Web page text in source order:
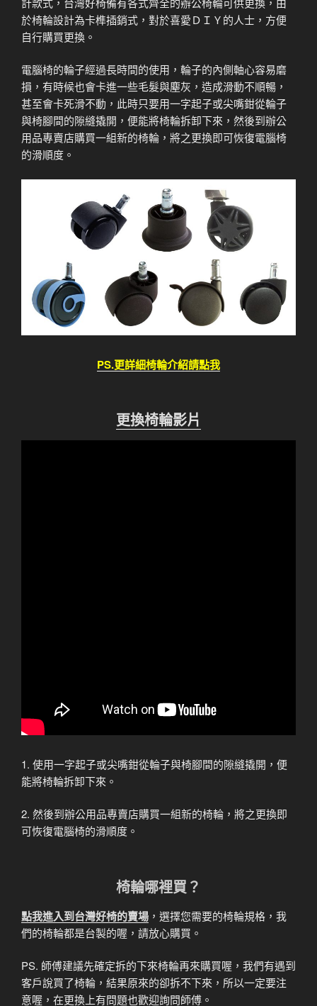
於椅輪設計為卡榫插銷式，對於喜愛ＤＩＹ的人士，方便
自行購買更換。
電腦椅的輪子經過長時間的使用，輪子的內側軸心容易磨
損，有時候也會卡進一些毛髮與塵灰，造成滑動不順暢，
甚至會卡死滑不動，此時只要用一字起子或尖嘴鉗從輪子
與椅腳間的隙縫撬開，便能將椅輪拆卸下來，然後到辦公
用品專賣店購買一組新的椅輪，將之更換即可恢復電腦椅
的滑順度。
PS.更詳細椅輪介紹請點我
更換椅輪影片
1. 使用一字起子或尖嘴鉗從輪子與椅腳間的隙縫撬開，便
能將椅輪拆卸下來。
2. 然後到辦公用品專賣店購買一組新的椅輪，將之更換即
可恢復電腦椅的滑順度。
椅輪哪裡買？
點我進入到台灣好椅的賣場 ，選擇您需要的椅輪規格，我
們的椅輪都是台製的喔，請放心購買。
PS. 師傅建議先確定拆的下來椅輪再來購買喔，我們有遇到
客戶說買了椅輪，結果原來的卻拆不下來，所以一定要注
意喔，在更換上有問題也歡迎詢問師傅。